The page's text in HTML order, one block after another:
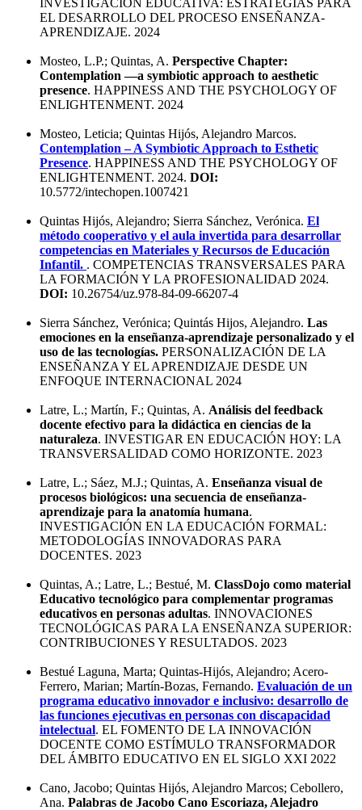
EL DESARROLLO DEL PROCESO ENSEÑANZA-
APRENDIZAJE. 2024
Mosteo, L.P.; Quintas, A. Perspective Chapter:
Contemplation —a symbiotic approach to aesthetic
presence. HAPPINESS AND THE PSYCHOLOGY OF
ENLIGHTENMENT. 2024
Mosteo, Leticia; Quintas Hijós, Alejandro Marcos.
Contemplation – A Symbiotic Approach to Esthetic
Presence. HAPPINESS AND THE PSYCHOLOGY OF
ENLIGHTENMENT. 2024. DOI:
10.5772/intechopen.1007421
Quintas Hijós, Alejandro; Sierra Sánchez, Verónica. El
método cooperativo y el aula invertida para desarrollar
competencias en Materiales y Recursos de Educación
Infantil. . COMPETENCIAS TRANSVERSALES PARA
LA FORMACIÓN Y LA PROFESIONALIDAD 2024.
DOI: 10.26754/uz.978-84-09-66207-4
Sierra Sánchez, Verónica; Quintás Hijos, Alejandro. Las
emociones en la enseñanza-aprendizaje personalizado y el
uso de las tecnologías. PERSONALIZACIÓN DE LA
ENSEÑANZA Y EL APRENDIZAJE DESDE UN
ENFOQUE INTERNACIONAL 2024
Latre, L.; Martín, F.; Quintas, A. Análisis del feedback
docente efectivo para la didáctica en ciencias de la
naturaleza. INVESTIGAR EN EDUCACIÓN HOY: LA
TRANSVERSALIDAD COMO HORIZONTE. 2023
Latre, L.; Sáez, M.J.; Quintas, A. Enseñanza visual de
procesos biológicos: una secuencia de enseñanza-
aprendizaje para la anatomía humana.
INVESTIGACIÓN EN LA EDUCACIÓN FORMAL:
METODOLOGÍAS INNOVADORAS PARA
DOCENTES. 2023
Quintas, A.; Latre, L.; Bestué, M. ClassDojo como material
Educativo tecnológico para complementar programas
educativos en personas adultas. INNOVACIONES
TECNOLÓGICAS PARA LA ENSEÑANZA SUPERIOR:
CONTRIBUCIONES Y RESULTADOS. 2023
Bestué Laguna, Marta; Quintas-Hijós, Alejandro; Acero-
Ferrero, Marian; Martín-Bozas, Fernando. Evaluación de un
programa educativo innovador e inclusivo: desarrollo de
las funciones ejecutivas en personas con discapacidad
intelectual. EL FOMENTO DE LA INNOVACIÓN
DOCENTE COMO ESTÍMULO TRANSFORMADOR
DEL ÁMBITO EDUCATIVO EN EL SIGLO XXI 2022
Cano, Jacobo; Quintas Hijós, Alejandro Marcos; Cebollero,
Ana. Palabras de Jacobo Cano Escoriaza, Alejadro